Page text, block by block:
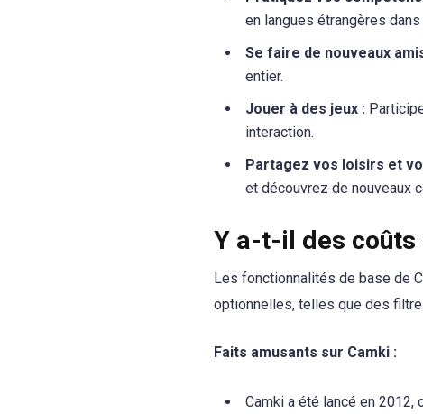
en langues étrangères
Se faire de nouveaux
entier.
Jouer à des jeux :
interaction.
Partagez vos loisirs et
et découvrez de nouveaux
Y a-t-il des coûts
Les fonctionnalités de base de
optionnelles, telles que des
Faits amusants sur Camki :
Camki a été lancé en 2012,